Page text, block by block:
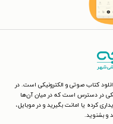
کتاب صوتی و الکترونیکی است. در
در دسترس است که در میان آن‌ها
کرده یا امانت بگیرید و در موبایل،
و بشنوید.